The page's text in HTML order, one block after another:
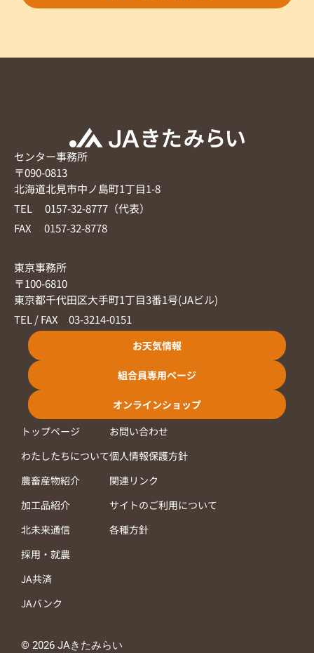
センター事務所
〒090-0813
北海道北見市中ノ島町1丁目1-8
TEL 0157-32-8777（代表）
FAX 0157-32-8778
東京事務所
〒100-6810
東京都千代田区大手町1丁目3番1号(JAビル)
TEL / FAX 03-3214-0151
お天気情報
組合員専用ページ
オンラインショップ
トップページ
わたしたちについて
農畜産物紹介
加工品紹介
北未来通信
採用・就農
JA共済
JAバンク
お問い合わせ
個人情報保護方針
関連リンク
サイトのご利用について
各種方針
© 2026 JAきたみらい